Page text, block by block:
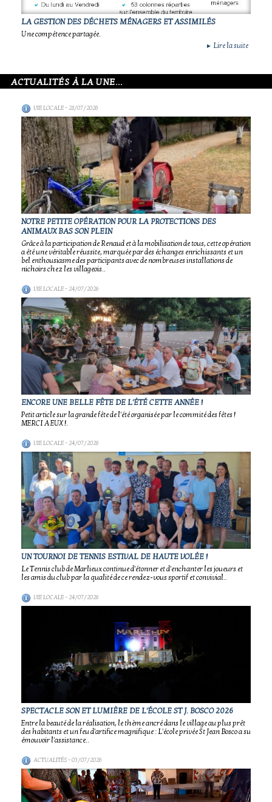
LA GESTION DES DÉCHETS MÉNAGERS ET ASSIMILÉS
Une compétence partagée.
► Lire la suite
ACTUALITÉS À LA UNE...
VIE LOCALE- 28/07/2026
NOTRE PETITE OPÉRATION POUR LA PROTECTIONS DES
ANIMAUX BAS SON PLEIN
Grâce à la participation de Renaud et à la mobilisation de tous, cette opération
a été une véritable réussite, marquée par des échanges enrichissants et un
bel enthousiasme des participants avec de nombreuses installations de
nichoirs chez les villageois..
VIE LOCALE- 24/07/2026
ENCORE UNE BELLE FÊTE DE L'ÉTÉ CETTE ANNÉE !
Petit article sur la grande fête de l'été organisée par le commité des fêtes !
MERCI A EUX !.
VIE LOCALE- 24/07/2026
UN TOURNOI DE TENNIS ESTIVAL DE HAUTE VOLÉE !
Le Tennis club de Marlieux continue d'étonner et d'enchanter les joueurs et
les amis du club par la qualité de ce rendez-vous sportif et convivial..
VIE LOCALE- 24/07/2026
SPECTACLE SON ET LUMIÈRE DE L'ÉCOLE ST J. BOSCO 2026
Entre la beauté de la réalisation, le thème ancré dans le village au plus prêt
des habitants et un feu d'artifice magnifique : L'école privée St Jean Bosco a su
émouvoir l'assistance..
ACTUALITÉS- 03/07/2026